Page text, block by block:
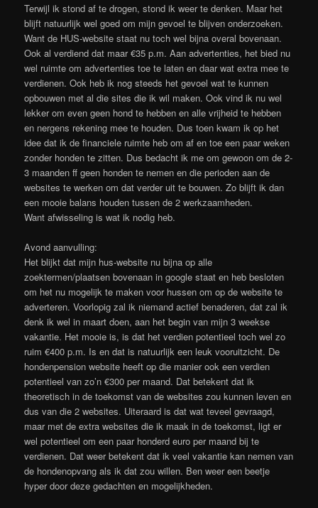
Terwijl ik stond af te drogen, stond ik weer te denken. Maar het
blijft natuurlijk wel goed om mijn gevoel te blijven onderzoeken.
Want de HUS-website staat nu toch wel bijna overal bovenaan.
Ook al verdiend dat maar €35 p.m. Aan advertenties, het bied nu
wel ruimte om advertenties toe te laten en daar wat extra mee te
verdienen. Ook heb ik nog steeds het gevoel wat te kunnen
opbouwen met al die sites die ik wil maken. Ook vind ik nu wel
lekker om even geen hond te hebben en alle vrijheid te hebben
en nergens rekening mee te houden. Dus toen kwam ik op het
idee dat ik de financiele ruimte heb om af en toe een paar weken
zonder honden te zitten. Dus bedacht ik me om gewoon om de 2-
3 maanden ff geen honden te nemen en die perioden aan de
websites te werken om dat verder uit te bouwen. Zo blijft ik dan
een mooie balans houden tussen de 2 werkzaamheden.
Want afwisseling is wat ik nodig heb.
Avond aanvulling:
Het blijkt dat mijn hus-website nu bijna op alle
zoektermen/plaatsen bovenaan in google staat en heb besloten
om het nu mogelijk te maken voor hussen om op de website te
adverteren. Voorlopig zal ik niemand actief benaderen, dat zal ik
denk ik wel in maart doen, aan het begin van mijn 3 weekse
vakantie. Het mooie is, is dat het verdien potentieel toch wel zo
ruim €400 p.m. Is en dat is natuurlijk een leuk vooruitzicht. De
hondenpension website heeft op die manier ook een verdien
potentieel van zo’n €300 per maand. Dat betekent dat ik
theoretisch in de toekomst van de websites zou kunnen leven en
dus van die 2 websites. Uiteraard is dat wat teveel gevraagd,
maar met de extra websites die ik maak in de toekomst, ligt er
wel potentieel om een paar honderd euro per maand bij te
verdienen. Dat weer betekent dat ik veel vakantie kan nemen van
de hondenopvang als ik dat zou willen. Ben weer een beetje
hyper door deze gedachten en mogelijkheden.